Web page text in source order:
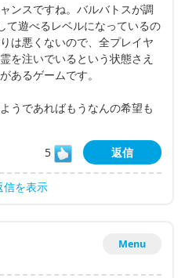
ンスですね。バルバトスが調
て遊べるレベルになっているの
は悪くないので、全プレイヤ
を注いでいるという状態さえ
あるゲームです。
うであればもうなんの希望も
5
返信
信を表示
Menu